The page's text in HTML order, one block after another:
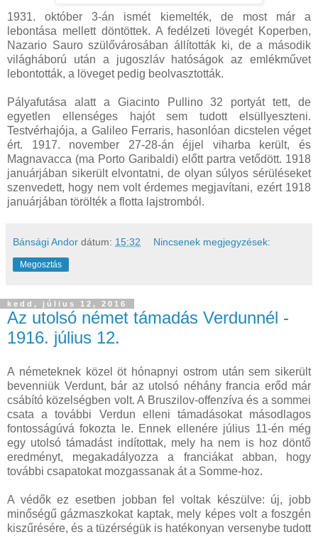
1931. október 3-án ismét kiemelték, de most már a
lebontása mellett döntöttek. A fedélzeti lövegét Koperben,
Nazario Sauro szülővárosában állították ki, de a második
világháború után a jugoszláv hatóságok az emlékművet
lebontották, a löveget pedig beolvasztották.
Pályafutása alatt a Giacinto Pullino 32 portyát tett, de
egyetlen ellenséges hajót sem tudott elsüllyeszteni.
Testvérhajója, a Galileo Ferraris, hasonlóan dicstelen véget
ért. 1917. november 27-28-án éjjel viharba került, és
Magnavacca (ma Porto Garibaldi) előtt partra vetődött. 1918
januárjában sikerült elvontatni, de olyan súlyos sérüléseket
szenvedett, hogy nem volt érdemes megjavítani, ezért 1918
januárjában törölték a flotta lajstromból.
Bánsági Andor dátum: 15:32 Nincsenek megjegyzések:
Megosztás
kedd, július 12, 2016
Az utolsó német támadás Verdunnél -
1916. július 12.
A németeknek közel öt hónapnyi ostrom után sem sikerült
bevenniük Verdunt, bár az utolsó néhány francia erőd már
csábító közelségben volt. A Bruszilov-offenzíva és a sommei
csata a további Verdun elleni támadásokat másodlagos
fontosságúvá fokozta le. Ennek ellenére július 11-én még
egy utolsó támadást indítottak, mely ha nem is hoz döntő
eredményt, megakadályozza a franciákat abban, hogy
további csapatokat mozgassanak át a Somme-hoz.
A védők ez esetben jobban fel voltak készülve: új, jobb
minőségű gázmaszkokat kaptak, mely képes volt a foszgén
kiszűrésére, és a tüzérségük is hatékonyan versenybe tudott